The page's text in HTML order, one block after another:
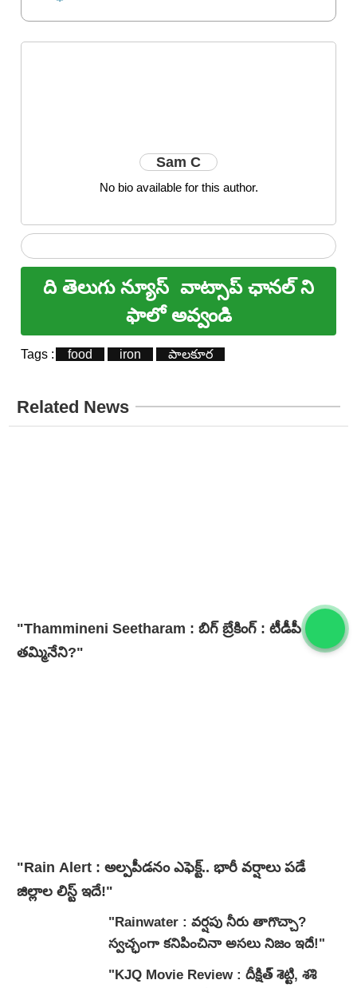
Sam C
No bio available for this author.
ది తెలుగు న్యూస్ వాట్సాప్ ఛానల్ ని
ఫాలో అవ్వండి
Tags : food iron పాలకూర
Related News
"Thammineni Seetharam : బిగ్ బ్రేకింగ్ : టీడీపీ లోకి
తమ్మినేని?"
"Rain Alert : అల్పపీడనం ఎఫెక్ట్.. భారీ వర్షాలు పడే
జిల్లాల లిస్ట్ ఇదే!"
"Rainwater : వర్షపు నీరు తాగొచ్చా?
స్వచ్ఛంగా కనిపించినా అసలు నిజం ఇదే!"
"KJQ Movie Review : దీక్షిత్ శెట్టి, శశి